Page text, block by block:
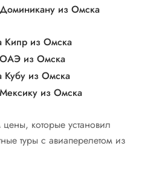
из Омска
Кипр из Омска
ОАЭ из Омска
Кубу из Омска
из Омска
которые установил
туры с авиаперелетом из